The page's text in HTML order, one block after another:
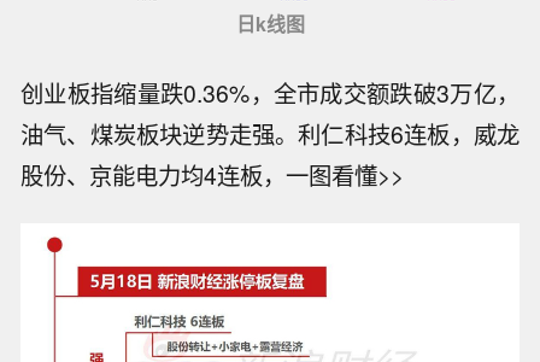
日k线图
创业板指缩量跌0.36%，全市成交额跌破3万亿，
油气、煤炭板块逆势走强。利仁科技6连板，威龙
股份、京能电力均4连板，一图看懂>>